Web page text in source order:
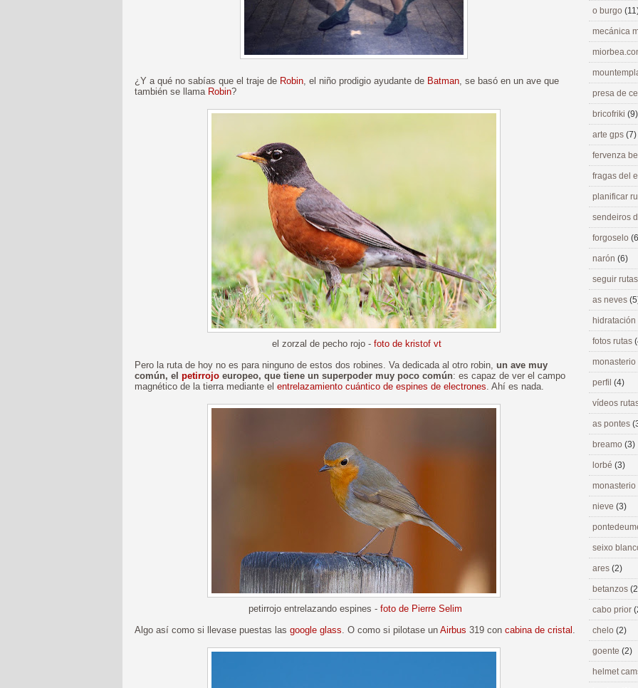
¿Y a qué no sabías que el traje de Robin, el niño prodigio ayudante de Batman, se basó en un ave que
también se llama Robin?
el zorzal de pecho rojo - foto de kristof vt
Pero la ruta de hoy no es para ninguno de estos dos robines. Va dedicada al otro robin, un ave muy
común, el petirrojo europeo, que tiene un superpoder muy poco común: es capaz de ver el campo
magnético de la tierra mediante el entrelazamiento cuántico de espines de electrones. Ahí es nada.
petirrojo entrelazando espines - foto de Pierre Selim
Algo así como si llevase puestas las google glass. O como si pilotase un Airbus 319 con cabina de cristal .
o burgo
mecánica
presa de
bricofriki (9)
arte gps (7)
fervenza
fragas del
planificar
sendeiros
forgoselo
narón (6)
seguir
as neves
hidratación
fotos rutas
perfil (4)
vídeos
as pontes
breamo (3)
lorbé (3)
nieve (3)
seixo
ares (2)
betanzos
cabo prior
chelo (2)
goente (2)
helmet